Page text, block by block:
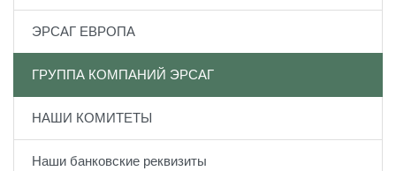
ЭРСАГ ЕВРОПА
ГРУППА КОМПАНИЙ ЭРСАГ
НАШИ КОМИТЕТЫ
Наши банковские реквизиты